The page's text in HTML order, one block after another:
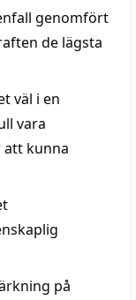
genomfört
de lägsta
väl i en
vara
kunna
på